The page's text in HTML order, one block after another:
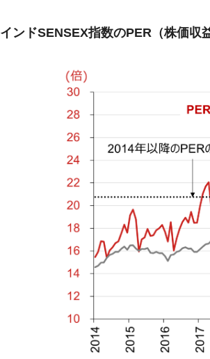
インドSENSEX指数のPER（株価収